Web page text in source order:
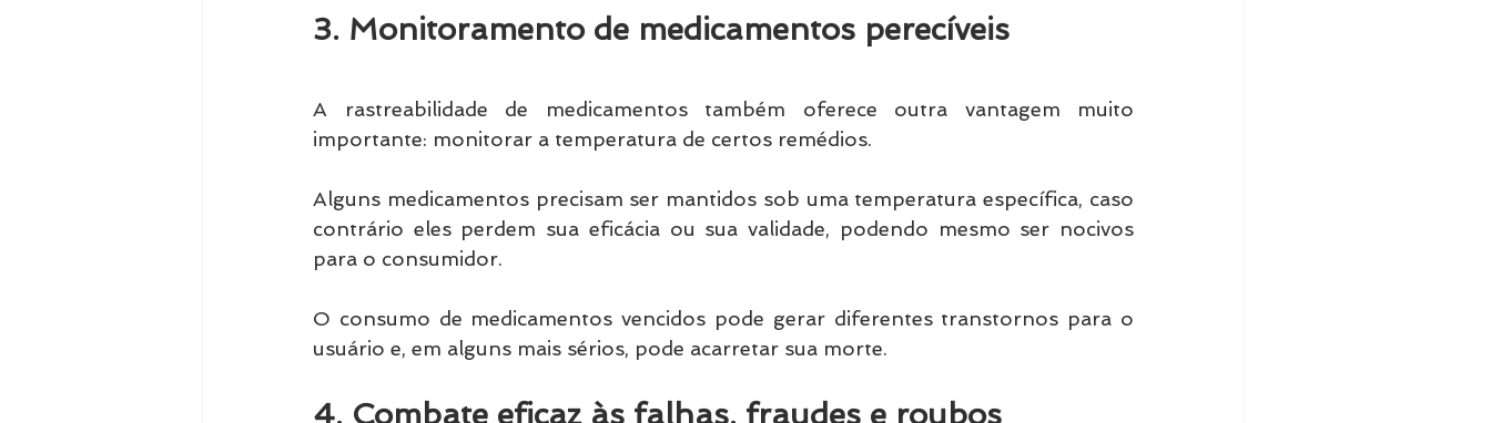
3. Monitoramento de medicamentos perecíveis
A rastreabilidade de medicamentos também oferece outra vantagem muito
importante: monitorar a temperatura de certos remédios.
Alguns medicamentos precisam ser mantidos sob uma temperatura específica, caso
contrário eles perdem sua eficácia ou sua validade, podendo mesmo ser nocivos
para o consumidor.
O consumo de medicamentos vencidos pode gerar diferentes transtornos para o
usuário e, em alguns mais sérios, pode acarretar sua morte.
4. Combate eficaz às falhas, fraudes e roubos